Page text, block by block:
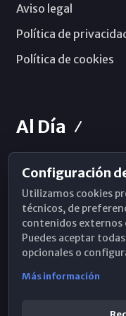
Aviso legal
Política de
Política de cookies
Al Día
Horarios de Misa
Hemeroteca
WhatsApp
Configuración
Utilizamos cookies
técnicos, de
contenidos externos
Puedes aceptar
opcionales o
Más información